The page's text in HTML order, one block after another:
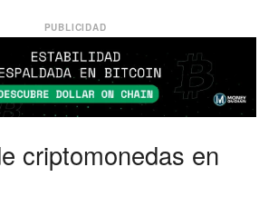
PUBLICIDAD
criptomonedas en